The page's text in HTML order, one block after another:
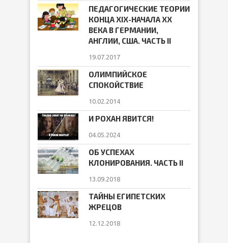
ПЕДАГОГИЧЕСКИЕ ТЕОРИИ
КОНЦА ХIХ-НАЧАЛА ХХ
ВЕКА В ГЕРМАНИИ,
АНГЛИИ, США. ЧАСТЬ II
19.07.2017
ОЛИМПИЙСКОЕ
СПОКОЙСТВИЕ
10.02.2014
И РОХАН ЯВИТСЯ!
04.05.2024
ОБ УСПЕХАХ
КЛОНИРОВАНИЯ. ЧАСТЬ II
13.09.2018
ТАЙНЫ ЕГИПЕТСКИХ
ЖРЕЦОВ
12.12.2018